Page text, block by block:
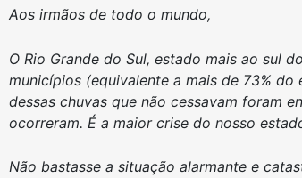
Aos irmãos de todo o mundo,
O Rio Grande do Sul, estado mais ao sul
municípios (equivalente a mais de 73%
dessas chuvas que não cessavam foram
ocorreram. É a maior crise do nosso
Não bastasse a situação alarmante e